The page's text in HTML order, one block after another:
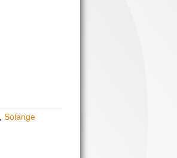
Solange